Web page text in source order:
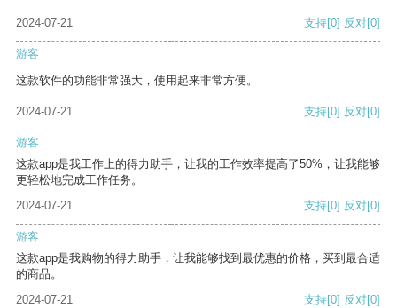
2024-07-21 支持[0] 反对[0]
游客
这款软件的功能非常强大，使用起来非常方便。
2024-07-21 支持[0] 反对[0]
游客
这款app是我工作上的得力助手，让我的工作效率提高了50%，让我能够
更轻松地完成工作任务。
2024-07-21
支持[0] 反对[0]
游客
这款app是我购物的得力助手，让我能够找到最优惠的价格，买到最合适
的商品。
2024-07-21
支持[0] 反对[0]